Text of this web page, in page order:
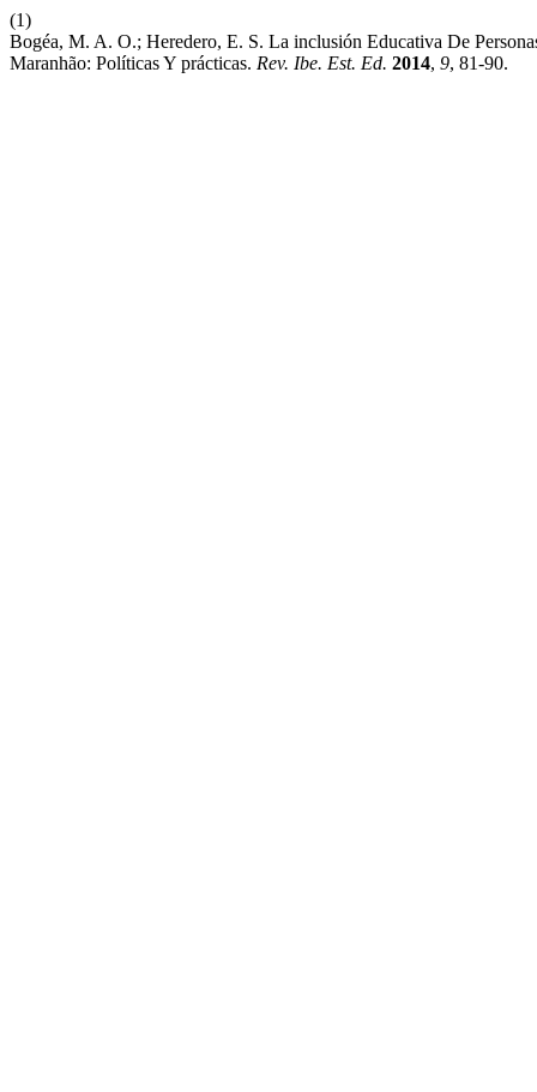
(1)
Bogéa, M. A. O.; Heredero, E. S. La inclusión Educativa De
Maranhão: Políticas Y prácticas. Rev. Ibe. Est. Ed. 2014, 9, 81-90.